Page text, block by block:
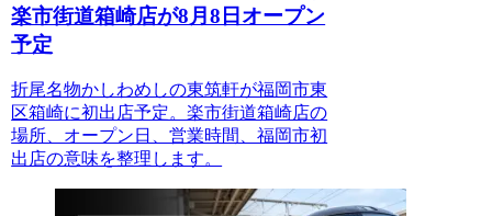
楽市街道箱崎店が8月8日オープン
予定
折尾名物かしわめしの東筑軒が福岡市東
区箱崎に初出店予定。楽市街道箱崎店の
場所、オープン日、営業時間、福岡市初
出店の意味を整理します。